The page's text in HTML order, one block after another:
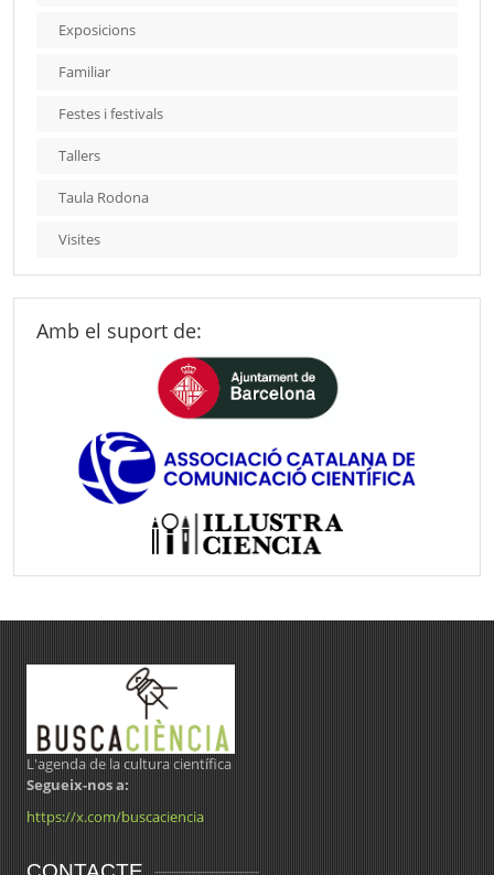
Exposicions
Familiar
Festes i festivals
Tallers
Taula Rodona
Visites
Amb el suport de:
L'agenda de la cultura científica
Segueix-nos a:
https://x.com/buscaciencia